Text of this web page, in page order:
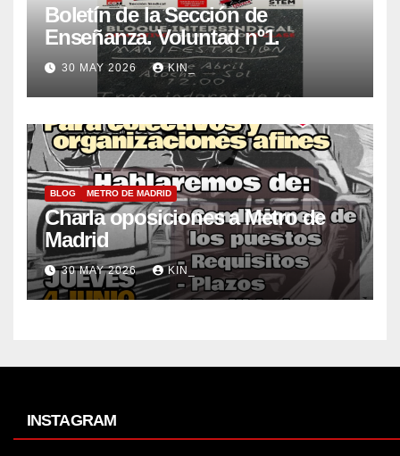
Boletín de la Sección de
Enseñanza. Voluntad nº1.
30 MAY 2026 KIN_
BLOG METRO DE MADRID
Charla oposiciones a Metro de
Madrid
30 MAY 2026 KIN_
INSTAGRAM